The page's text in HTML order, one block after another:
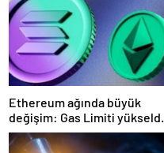
Ethereum ağında büyük
değişim: Gas Limiti yükseldi,
işlem ücretleri düşebilir mi?